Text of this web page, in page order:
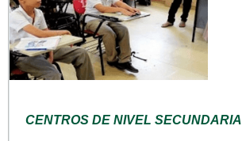
CENTROS DE NIVEL SECUNDARIA